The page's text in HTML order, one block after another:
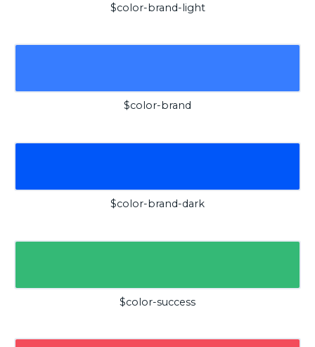
$color-brand-light
$color-brand
$color-brand-dark
$color-success